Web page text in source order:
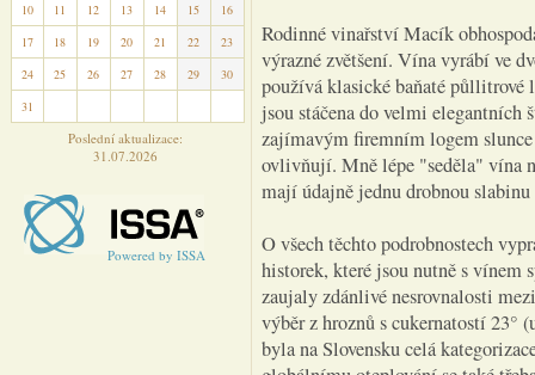
10
11 12 13 14 15
16
17
18 19 20 21 22
23
24
25 26 27 28 29
30
31
Poslední aktualizace:
31.07.2026
Powered by ISSA
Rodinné vinařství Macík
výrazné zvětšení. Vína vyrábí ve
používá klasické baňaté
jsou stáčena do velmi
zajímavým firemním logem
ovlivňují. Mně lépe "seděla" vína
mají údajně jednu drobnou
O všech těchto podrobnostech
historek, které jsou nutně s vínem
zaujaly zdánlivé nesrovnalosti
výběr z hroznů s cukernatostí 23°
byla na Slovensku celá